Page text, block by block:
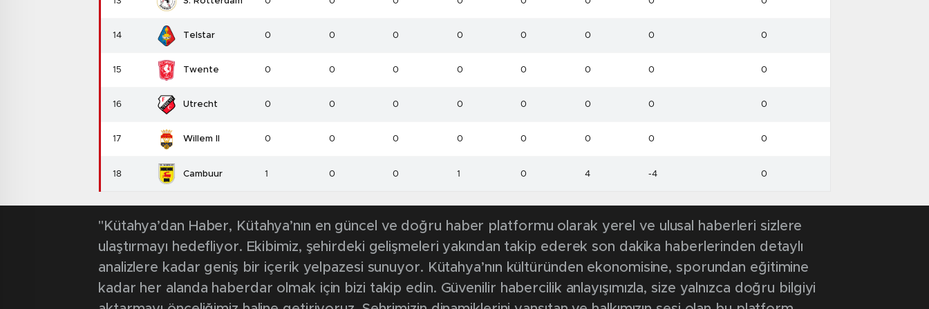
14 Telstar 0 0 0 0 0 0 0 0
15 Twente 0 0 0 0 0 0 0 0
16 Utrecht 0 0 0 0 0 0 0 0
17 Willem II 0 0 0 0 0 0 0 0
18 Cambuur 1 0 0 1 0 4 -4 0
"Kütahya’dan Haber, Kütahya’nın en güncel ve doğru haber platformu olarak yerel ve ulusal haberleri sizlere
ulaştırmayı hedefliyor. Ekibimiz, şehirdeki gelişmeleri yakından takip ederek son dakika haberlerinden detaylı
analizlere kadar geniş bir içerik yelpazesi sunuyor. Kütahya’nın kültüründen ekonomisine, sporundan eğitimine
kadar her alanda haberdar olmak için bizi takip edin. Güvenilir habercilik anlayışımızla, size yalnızca doğru bilgiyi